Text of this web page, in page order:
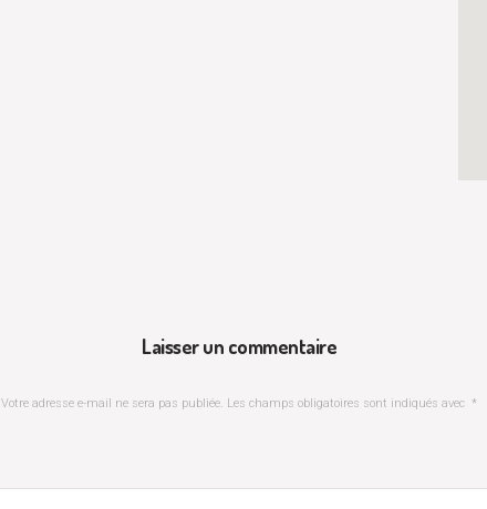
Laisser un commentaire
Votre adresse e-mail ne sera pas publiée. Les champs obligatoires sont indiqués avec *